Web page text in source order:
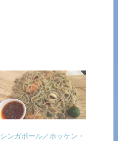
シンガポール／ホッケン・